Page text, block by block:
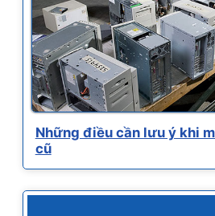
Những điều cần lưu ý khi
cũ